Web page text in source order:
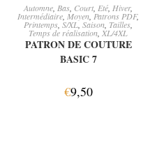
AJOUTER AU PANIER
Automne Bas Court Eté Hiver,
Intermédiaire Moyen Patrons PDF,
Printemps S/XL, Saison Tailles
Temps de réalisation XL/4XL
PATRON DE COUTURE
BASIC 7
€9,50